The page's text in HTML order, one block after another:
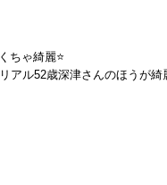
ちゃ綺麗⭐️
アル52歳深津さんのほうが